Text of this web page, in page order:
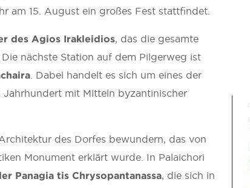
am 15. August ein großes Fest stattfindet.
des Agios Irakleidios, das die gesamte
nächste Station auf dem Pilgerweg ist
. Dabei handelt es sich um eines der
Jahrhundert mit Mitteln byzantinischer
des Dorfes bewundern, das von
Monument erklärt wurde. In Palaichori
Panagia tis Chrysopantanassa, die sich in